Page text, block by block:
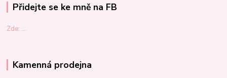
Přidejte se ke mně na FB
Zde: ...
Kamenná prodejna